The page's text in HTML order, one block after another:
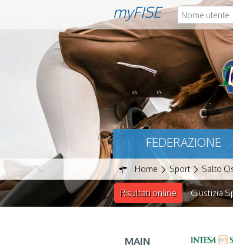
myFISE
FEDERAZIONE
Home Sport Salto
Risultati online Giustizia
MAIN